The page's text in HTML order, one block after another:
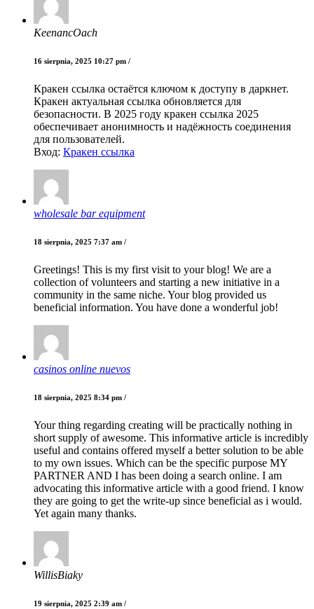
KeenancOach
16 sierpnia, 2025 10:27 pm /
Кракен ссылка остаётся ключом к доступу в даркнет.
Кракен актуальная ссылка обновляется для
безопасности. В 2025 году кракен ссылка 2025
обеспечивает анонимность и надёжность соединения
для пользователей.
Вход: Кракен ссылка
wholesale bar equipment
18 sierpnia, 2025 7:37 am /
Greetings! This is my first visit to your blog! We are a
collection of volunteers and starting a new initiative in a
community in the same niche. Your blog provided us
beneficial information. You have done a wonderful job!
casinos online nuevos
18 sierpnia, 2025 8:34 pm /
Your thing regarding creating will be practically nothing in
short supply of awesome. This informative article is incredibly
useful and contains offered myself a better solution to be able
to my own issues. Which can be the specific purpose MY
PARTNER AND I has been doing a search online. I am
advocating this informative article with a good friend. I know
they are going to get the write-up since beneficial as i would.
Yet again many thanks.
WillisBiaky
19 sierpnia, 2025 2:39 am /